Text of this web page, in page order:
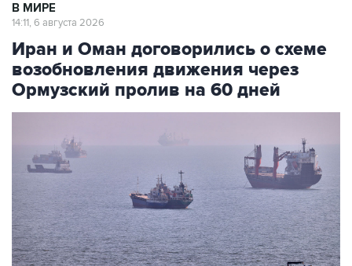
В МИРЕ
14:11, 6 августа 2026
Иран и Оман договорились о схеме
возобновления движения через
Ормузский пролив на 60 дней